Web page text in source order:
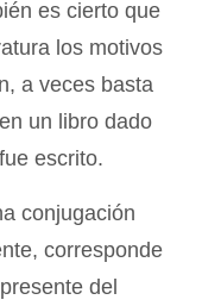
es cierto que
los motivos
a veces basta
un libro dado
escrito.
conjugación
corresponde
del